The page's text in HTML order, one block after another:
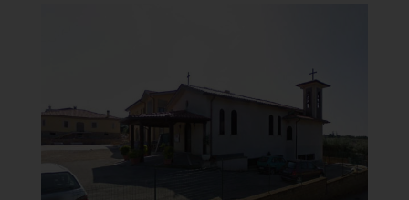
Carmine
Vista panoramica
Clicca per ingrandire